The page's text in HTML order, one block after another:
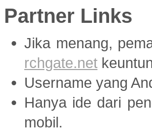
Partner Links
Jika menang,
rchgate.net
Username yang
Hanya ide dari
mobil.